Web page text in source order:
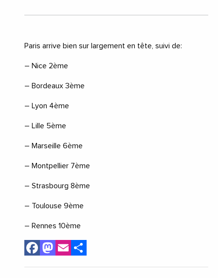
Paris arrive bien sur largement en tête, suivi de:
– Nice 2ème
– Bordeaux 3ème
– Lyon 4ème
– Lille 5ème
– Marseille 6ème
– Montpellier 7ème
– Strasbourg 8ème
– Toulouse 9ème
– Rennes 10ème
Facebook
Mastodon
Email